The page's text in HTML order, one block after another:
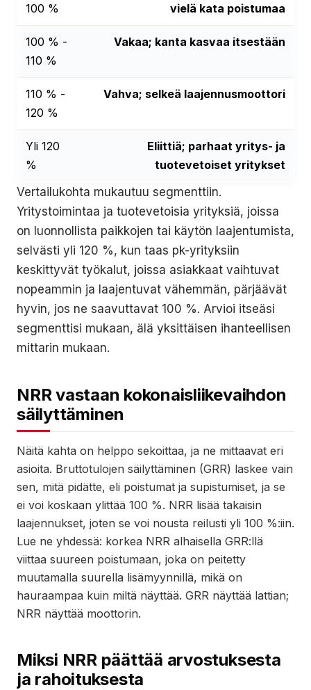
100 %
vielä kata poistumaa
100 % -
110 %
Vakaa; kanta kasvaa itsestään
110 % -
120 %
Vahva; selkeä laajennusmoottori
Yli 120
%
Eliittiä; parhaat yritys- ja
tuotevetoiset yritykset
Vertailukohta mukautuu segmenttiin.
Yritystoimintaa ja tuotevetoisia yrityksiä, joissa
on luonnollista paikkojen tai käytön laajentumista,
selvästi yli 120 %, kun taas pk-yrityksiin
keskittyvät työkalut, joissa asiakkaat vaihtuvat
nopeammin ja laajentuvat vähemmän, pärjäävät
hyvin, jos ne saavuttavat 100 %. Arvioi itseäsi
segmenttisi mukaan, älä yksittäisen ihanteellisen
mittarin mukaan.
NRR vastaan kokonaisliikevaihdon
säilyttäminen
Näitä kahta on helppo sekoittaa, ja ne mittaavat eri
asioita. Bruttotulojen säilyttäminen (GRR) laskee vain
sen, mitä pidätte, eli poistumat ja supistumiset, ja se
ei voi koskaan ylittää 100 %. NRR lisää takaisin
laajennukset, joten se voi nousta reilusti yli 100 %:iin.
Lue ne yhdessä: korkea NRR alhaisella GRR:llä
viittaa suureen poistumaan, joka on peitetty
muutamalla suurella lisämyynnillä, mikä on
hauraampaa kuin miltä näyttää. GRR näyttää lattian;
NRR näyttää moottorin.
Miksi NRR päättää arvostuksesta
ja rahoituksesta